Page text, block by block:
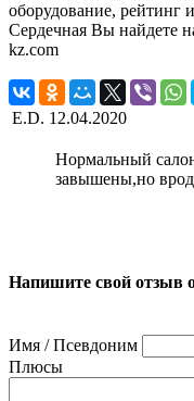
оборудование, рейтинг
Сердечная Вы найдете
kz.com
E.D. 12.04.2020
Нормальный
завышены,но
Напишите свой отзыв
Имя / Псевдоним
Плюсы